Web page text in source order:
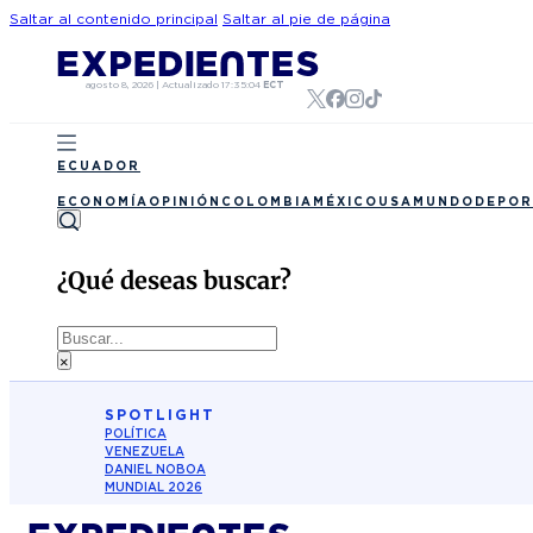
Saltar al contenido principal Saltar al pie de página
agosto 8, 2026 | Actualizado 17:35:04 ECT
ECUADOR
ECONOMÍA OPINIÓN COLOMBIA MÉXICO USA MUNDO
¿Qué deseas buscar?
Buscar
×
SPOTLIGHT
POLÍTICA
VENEZUELA
DANIEL NOBOA
MUNDIAL 2026